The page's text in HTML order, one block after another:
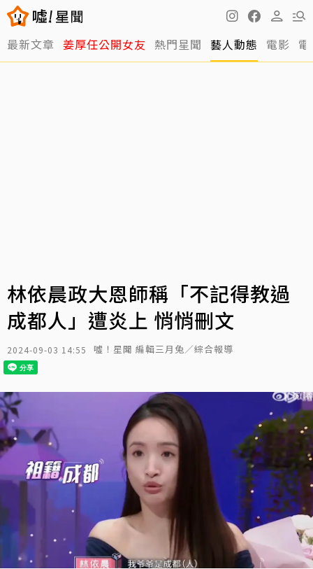
最新文章 姜厚任公開女友 熱門星聞 藝人動態 電影
林依晨政大恩師稱「不記得教過
成都人」遭炎上 悄悄刪文
2024-09-03 14:55 噓！星聞 編輯三月兔／綜合報導